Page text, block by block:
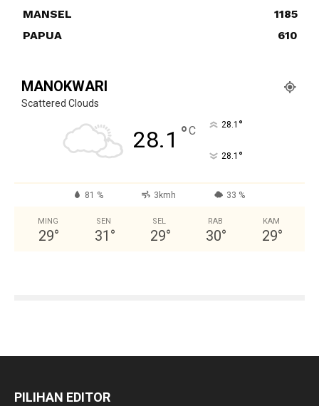
MANSEL
1185
PAPUA
610
MANOKWARI
Scattered Clouds
28.1 °C 28.1 °
28.1 °
81 % 3kmh 33 %
MING
29°
SEN
31 °
SEL
29°
RAB
30°
KAM
29°
PILIHAN EDITOR